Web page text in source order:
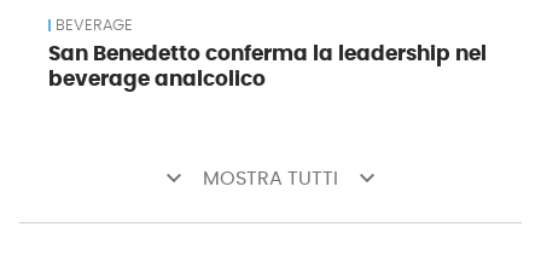
BEVERAGE
San Benedetto conferma la leadership nel
beverage analcolico
keyboard_arrow_down MOSTRA TUTTI keyboard_arrow_down